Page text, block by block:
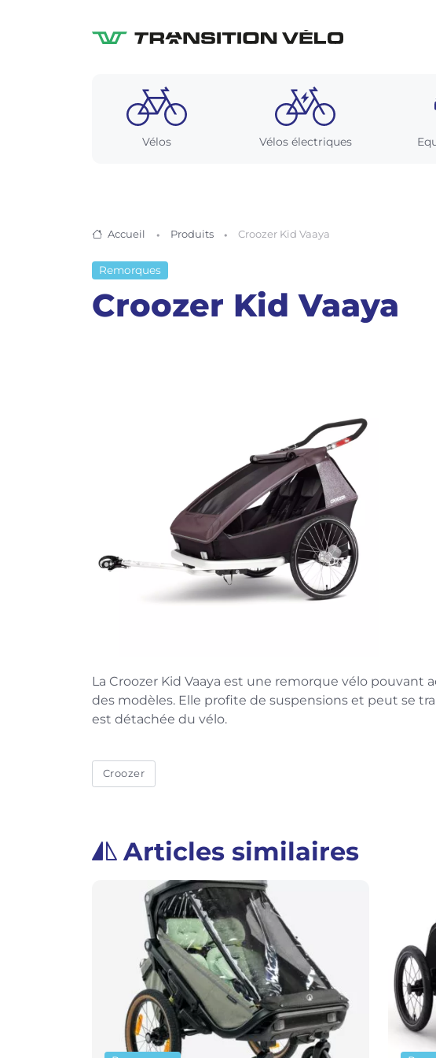
Vélos Vélos électriques
Accueil Produits Croozer Kid Vaaya
Remorques
Croozer Kid Vaaya
La Croozer Kid Vaaya est une remorque vélo pouvant
des modèles. Elle profite de suspensions et peut se
est détachée du vélo.
Croozer
Articles similaires